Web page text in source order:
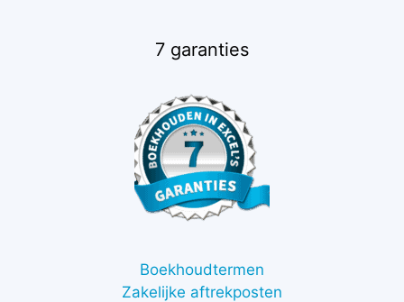
7 garanties
Boekhoudtermen
Zakelijke aftrekposten